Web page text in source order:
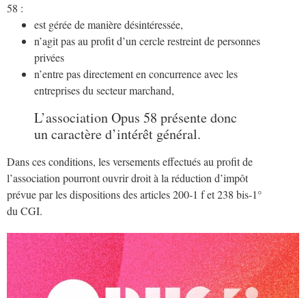
58 :
est gérée de manière désintéressée,
n’agit pas au profit d’un cercle restreint de personnes
privées
n’entre pas directement en concurrence avec les
entreprises du secteur marchand,
L’association Opus 58 présente donc
un caractère d’intérêt général.
Dans ces conditions, les versements effectués au profit de
l’association pourront ouvrir droit à la réduction d’impôt
prévue par les dispositions des articles 200-1 f et 238 bis-1°
du CGI.